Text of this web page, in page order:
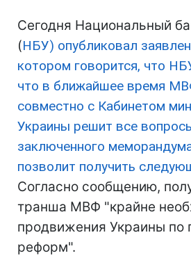
Сегодня Национальный
(НБУ) опубликовал
котором говорится, что
что в ближайшее время
совместно с Кабинетом
Украины решит все
заключенного
позволит получить
Согласно сообщению,
транша МВФ "крайне
продвижения Украины по
реформ".